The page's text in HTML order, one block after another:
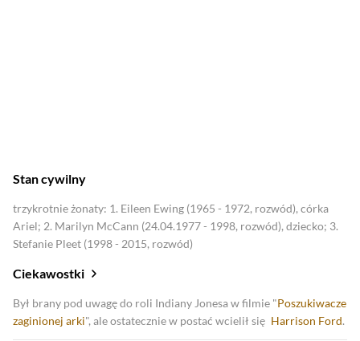
Stan cywilny
trzykrotnie żonaty: 1. Eileen Ewing (1965 - 1972, rozwód), córka
Ariel; 2. Marilyn McCann (24.04.1977 - 1998, rozwód), dziecko; 3.
Stefanie Pleet (1998 - 2015, rozwód)
Ciekawostki
Był brany pod uwagę do roli Indiany Jonesa w filmie "Poszukiwacze
zaginionej arki", ale ostatecznie w postać wcielił się Harrison Ford.